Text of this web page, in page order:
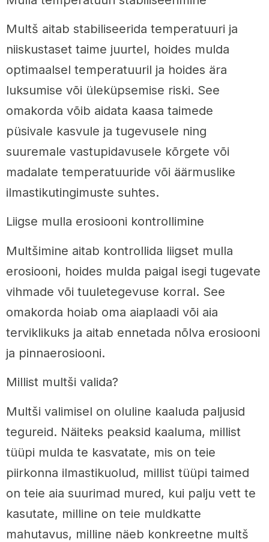
Multš aitab stabiliseerida temperatuuri ja
niiskustaset taime juurtel, hoides mulda
optimaalsel temperatuuril ja hoides ära
luksumise või üleküpsemise riski. See
omakorda võib aidata kaasa taimede
püsivale kasvule ja tugevusele ning
suuremale vastupidavusele kõrgete või
madalate temperatuuride või äärmuslike
ilmastikutingimuste suhtes.
Liigse mulla erosiooni kontrollimine
Multšimine aitab kontrollida liigset mulla
erosiooni, hoides mulda paigal isegi tugevate
vihmade või tuuletegevuse korral. See
omakorda hoiab oma aiaplaadi või aia
terviklikuks ja aitab ennetada nõlva erosiooni
ja pinnaerosiooni.
Millist multši valida?
Multši valimisel on oluline kaaluda paljusid
tegureid. Näiteks peaksid kaaluma, millist
tüüpi mulda te kasvatate, mis on teie
piirkonna ilmastikuolud, millist tüüpi taimed
on teie aia suurimad mured, kui palju vett te
kasutate, milline on teie muldkatte
mahutavus, milline näeb konkreetne multš